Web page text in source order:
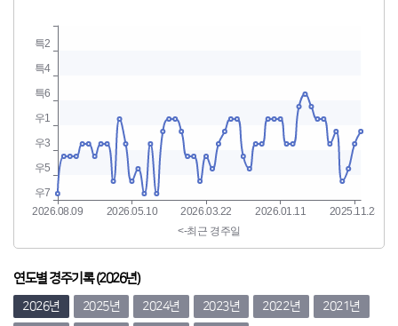
연도별 경주기록 (2026년)
2026년 2025년 2024년 2023년 2022년
2021년